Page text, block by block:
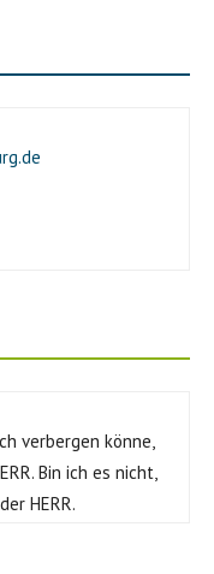
verbergen könne,
Bin ich es nicht,
HERR.